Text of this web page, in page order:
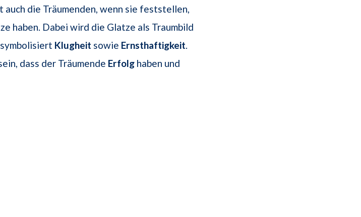
auch die Träumenden, wenn sie feststellen,
haben. Dabei wird die Glatze als Traumbild
Klugheit sowie Ernsthaftigkeit.
dass der Träumende Erfolg haben und